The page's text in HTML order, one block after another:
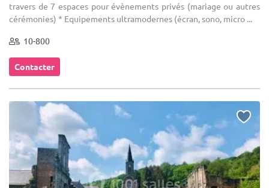
travers de 7 espaces pour évènements privés (mariage ou autres
cérémonies) * Equipements ultramodernes (écran, sono, micro ...
10-800
Contacter